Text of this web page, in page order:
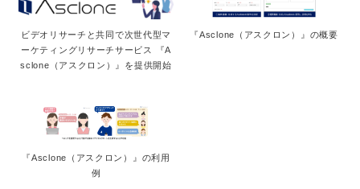
ビデオリサーチと共同で次世代型マ
ーケティングリサーチサービス 『A
sclone（アスクロン）』を提供開始
『Asclone（アスクロン）』の概要
『Asclone（アスクロン）』の利用
例